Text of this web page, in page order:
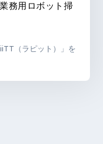
務用ロボット掃
（ラピット）」を